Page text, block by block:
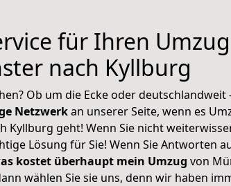
für Ihren Umzug
nach Kyllburg
Ob um die Ecke oder deutschlandweit
Netzwerkan unserer Seite, wenn es
Kyllburg geht! Wenn Sie nicht
Lösung für Sie! Wenn Sie Antworten
kostet überhaupt mein Umzug von
wählen Sie sie uns, denn wir haben